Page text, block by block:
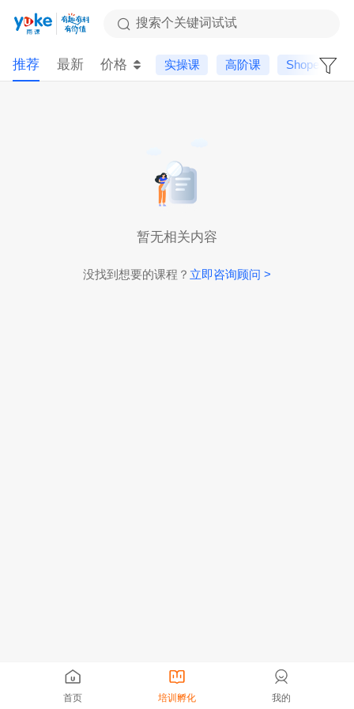
搜索个关键词试试
推荐 最新 价格 实操课 高阶课 Shopee
暂无相关内容
没找到想要的课程？ 立即咨询顾问 >
首页 培训孵化 我的